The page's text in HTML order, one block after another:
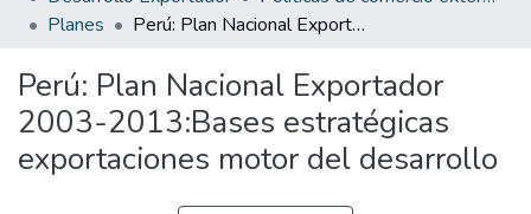
Statistics
Estadísticas Externas
Planes
Perú: Plan Nacional Exportador 2003-2013:Bases estratégicas exportaciones motor del desarrollo
Perú: Plan Nacional Exportador
2003-2013:Bases estratégicas
exportaciones motor del desarrollo